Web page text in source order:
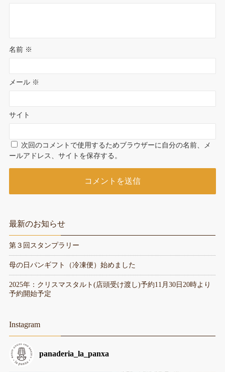
名前 ※
メール ※
サイト
次回のコメントで使用するためブラウザーに自分の名前、メ
ールアドレス、サイトを保存する。
最新のお知らせ
第３回スタンプラリー
母の日パンギフト（冷凍便）始めました
2025年：クリスマスタルト(店頭受け渡し)予約11月30日20時より
予約開始予定
Instagram
panaderia_la_panxa